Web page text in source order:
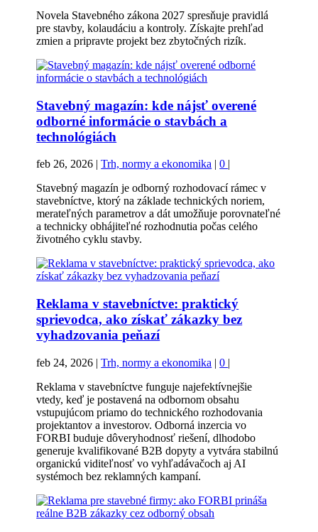
Novela Stavebného zákona 2027 spresňuje pravidlá
pre stavby, kolaudáciu a kontroly. Získajte prehľad
zmien a pripravte projekt bez zbytočných rizík.
Stavebný magazín: kde nájsť overené
odborné informácie o stavbách a
technológiách
feb 26, 2026 |Trh, normy a ekonomika |0 |
Stavebný magazín je odborný rozhodovací rámec v
stavebníctve, ktorý na základe technických noriem,
merateľných parametrov a dát umožňuje porovnateľné
a technicky obhájiteľné rozhodnutia počas celého
životného cyklu stavby.
Reklama v stavebníctve: praktický
sprievodca, ako získať zákazky bez
vyhadzovania peňazí
feb 24, 2026 |Trh, normy a ekonomika |0 |
Reklama v stavebníctve funguje najefektívnejšie
vtedy, keď je postavená na odbornom obsahu
vstupujúcom priamo do technického rozhodovania
projektantov a investorov. Odborná inzercia vo
FORBI buduje dôveryhodnosť riešení, dlhodobo
generuje kvalifikované B2B dopyty a vytvára stabilnú
organickú viditeľnosť vo vyhľadávačoch aj AI
systémoch bez reklamných kampaní.